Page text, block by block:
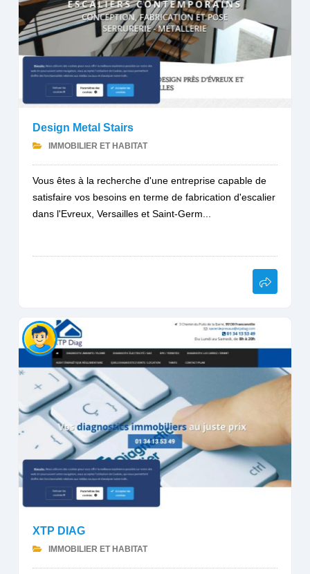
Design Metal Stairs
IMMOBILIER ET HABITAT
Vous êtes à la recherche d'une entreprise capable de
satisfaire vos besoins en terme de fabrication d'escalier
dans l'Evreux, Versailles et Saint-Germ...
XTP DIAG
IMMOBILIER ET HABITAT